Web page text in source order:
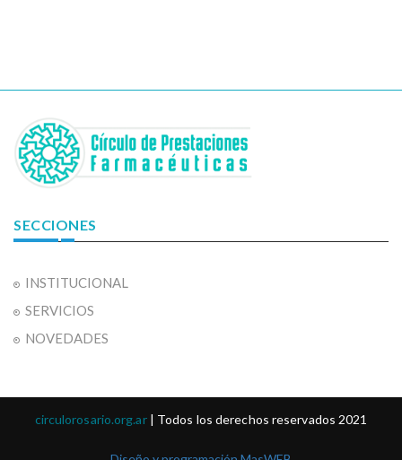
SECCIONES
INSTITUCIONAL
SERVICIOS
NOVEDADES
circulorosario.org.ar| Todos los derechos reservados 2021